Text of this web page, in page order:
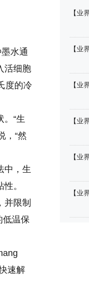
水通
活细胞
度的冷
“生
，“然
中，生
。
并限制
低温保
速解
【业
【业
【业
【业
【业
【业